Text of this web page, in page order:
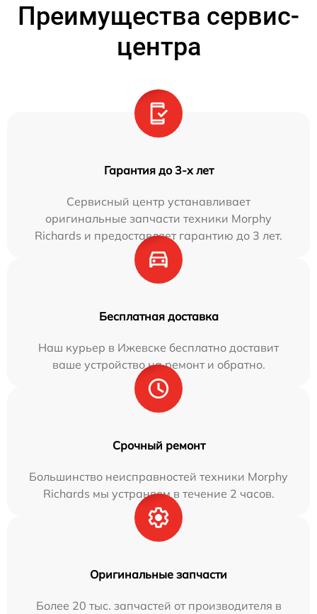
Преимущества сервис-
центра
Гарантия до 3-х лет
Сервисный центр устанавливает
оригинальные запчасти техники Morphy
Richards и предоставляет гарантию до 3 лет.
Бесплатная доставка
Наш курьер в Ижевске бесплатно доставит
ваше устройство на ремонт и обратно.
Срочный ремонт
Большинство неисправностей техники Morphy
Richards мы устраняем в течение 2 часов.
Оригинальные запчасти
Более 20 тыс. запчастей от производителя в